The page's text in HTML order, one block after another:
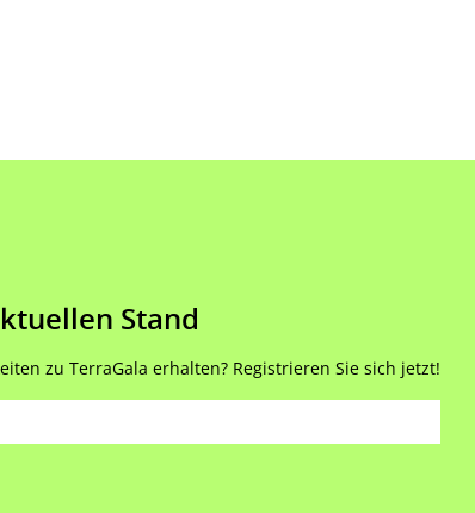
Stand
zu TerraGala erhalten? Registrieren Sie sich jetzt!